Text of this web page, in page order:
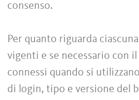
consenso.
Per quanto riguarda
vigenti e se necessario con
connessi quando si
di login, tipo e versione del